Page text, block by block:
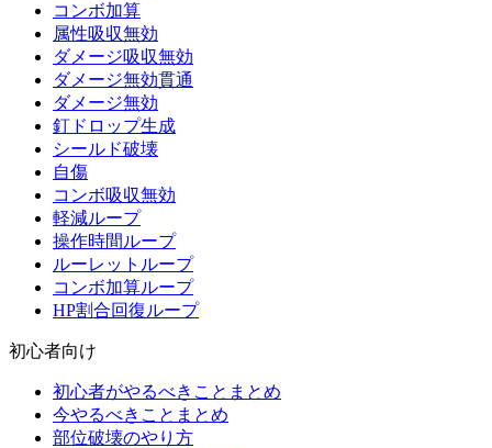
コンボ加算
属性吸収無効
ダメージ吸収無効
ダメージ無効貫通
ダメージ無効
釘ドロップ生成
シールド破壊
自傷
コンボ吸収無効
軽減ループ
操作時間ループ
ルーレットループ
コンボ加算ループ
HP割合回復ループ
初心者向け
初心者がやるべきことまとめ
今やるべきことまとめ
部位破壊のやり方